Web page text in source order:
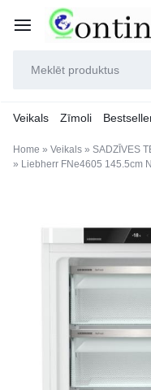
Veikals Zīmoli
Home » Veikals » SADZĪVES
» Liebherr FNe4605 145.5cm